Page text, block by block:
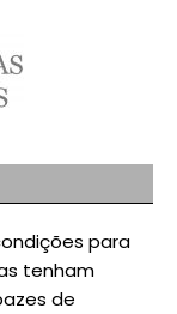
para
tenham
de